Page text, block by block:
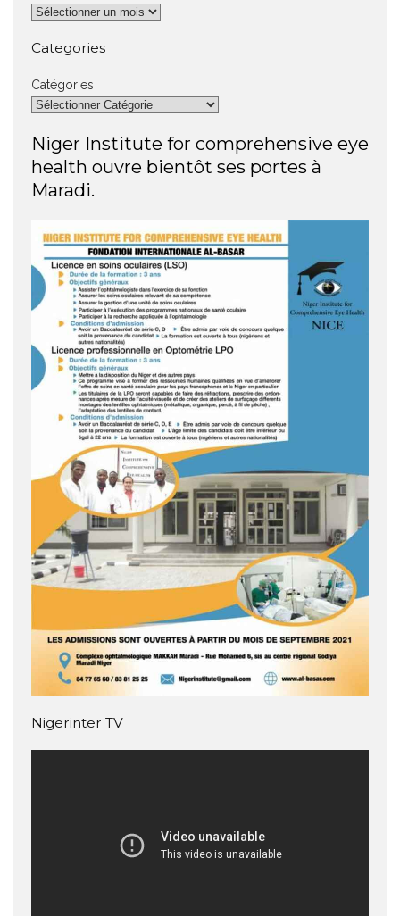
Categories
Catégories
Niger Institute for comprehensive eye
health ouvre bientôt ses portes à
Maradi.
Nigerinter TV